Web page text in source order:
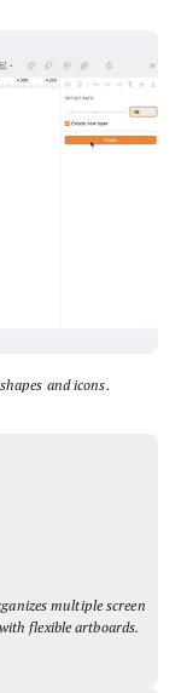
and icons.
multiple screen
flexible artboards.